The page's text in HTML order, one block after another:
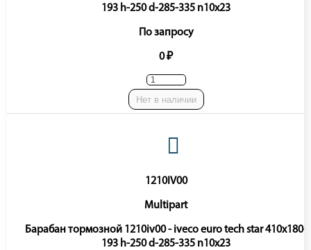
193 h-250 d-285-335 n10x23
По запросу
0 ₽
Нет в наличии
1210IV00
Multipart
Барабан тормозной 1210iv00 - iveco euro tech star 410x180-
193 h-250 d-285-335 n10x23